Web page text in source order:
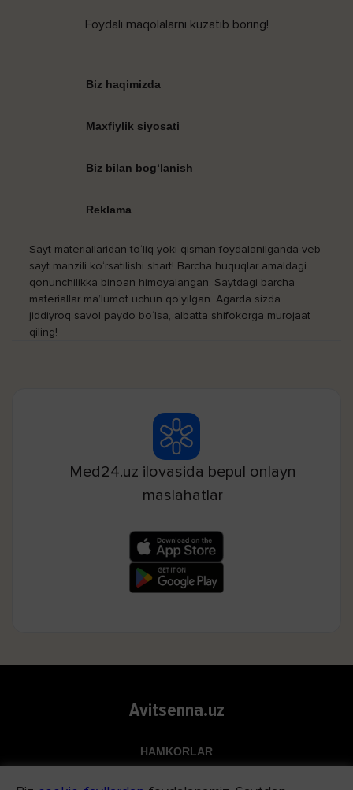
Foydali maqolalarni kuzatib boring!
Biz haqimizda
Maxfiylik siyosati
Biz bilan bog‘lanish
Reklama
Sayt materiallaridan to‘liq yoki qisman foydalanilganda veb-
sayt manzili ko‘rsatilishi shart! Barcha huquqlar amaldagi
qonunchilikka binoan himoyalangan. Saytdagi barcha
materiallar ma’lumot uchun qo‘yilgan. Agarda sizda
jiddiyroq savol paydo bo‘lsa, albatta shifokorga murojaat
qiling!
Med24.uz ilovasida bepul onlayn
maslahatlar
Avitsenna.uz
HAMKORLAR